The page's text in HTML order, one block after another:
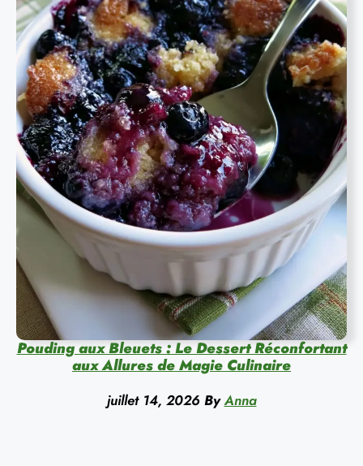
Pouding aux Bleuets : Le Dessert Réconfortant
aux Allures de Magie Culinaire
juillet 14, 2026 By Anna